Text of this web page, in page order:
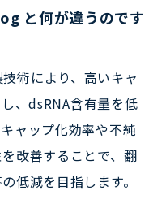
と何が違うのです
術により、高いキャ
、dsRNA含有量を低
ャップ化効率や不純
改善することで、翻
低減を目指します。